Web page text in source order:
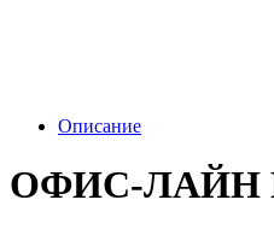
Описание
ОФИС-ЛАЙН